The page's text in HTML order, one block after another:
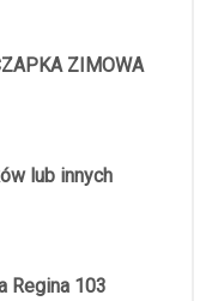
ZIMOWA
lub innych
Regina 103